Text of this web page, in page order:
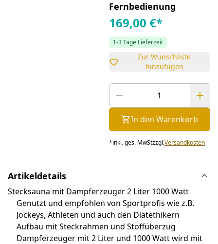
Fernbedienung
169,00 €*
1-3 Tage Lieferzeit
Zur Wunschliste
hinzufügen
In den Warenkorb
*inkl. ges. MwStzzgl.Versandkosten
Artikeldetails
Stecksauna mit Dampferzeuger 2 Liter 1000 Watt
Genutzt und empfohlen von Sportprofis wie z.B.
Jockeys, Athleten und auch den Diätethikern
Aufbau mit Steckrahmen und Stoffüberzug
Dampferzeuger mit 2 Liter und 1000 Watt wird mit